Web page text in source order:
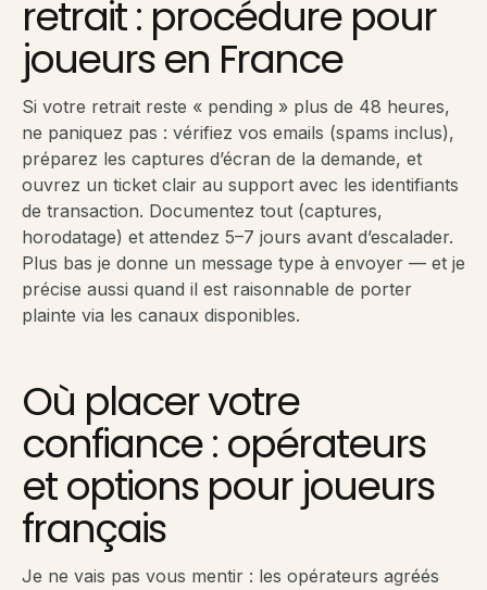
retrait : procédure pour
joueurs en France
Si votre retrait reste « pending » plus de 48 heures,
ne paniquez pas : vérifiez vos emails (spams inclus),
préparez les captures d’écran de la demande, et
ouvrez un ticket clair au support avec les identifiants
de transaction. Documentez tout (captures,
horodatage) et attendez 5–7 jours avant d’escalader.
Plus bas je donne un message type à envoyer — et je
précise aussi quand il est raisonnable de porter
plainte via les canaux disponibles.
Où placer votre
confiance : opérateurs
et options pour joueurs
français
Je ne vais pas vous mentir : les opérateurs agréés